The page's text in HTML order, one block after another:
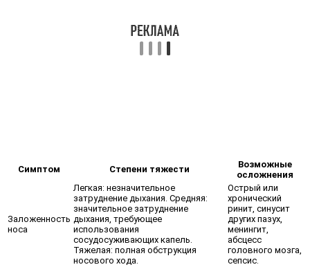
Симптом Степени тяжести
Возможные
осложнения
Заложенность
носа
Легкая: незначительное
затруднение дыхания. Средняя:
значительное затруднение
дыхания, требующее
использования
сосудосуживающих капель.
Тяжелая: полная обструкция
носового хода.
Острый или
хронический
ринит, синусит
других пазух,
менингит,
абсцесс
головного мозга,
сепсис.